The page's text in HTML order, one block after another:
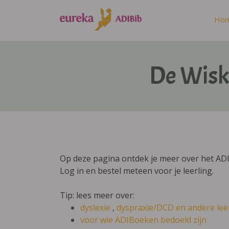
De
Op deze pagina ontdek je meer over het
Log in en bestel meteen voor je leerling.
Tip: lees meer over:
dyslexie , dyspraxie/DCD en andere
voor wie ADIBoeken bedoeld zijn